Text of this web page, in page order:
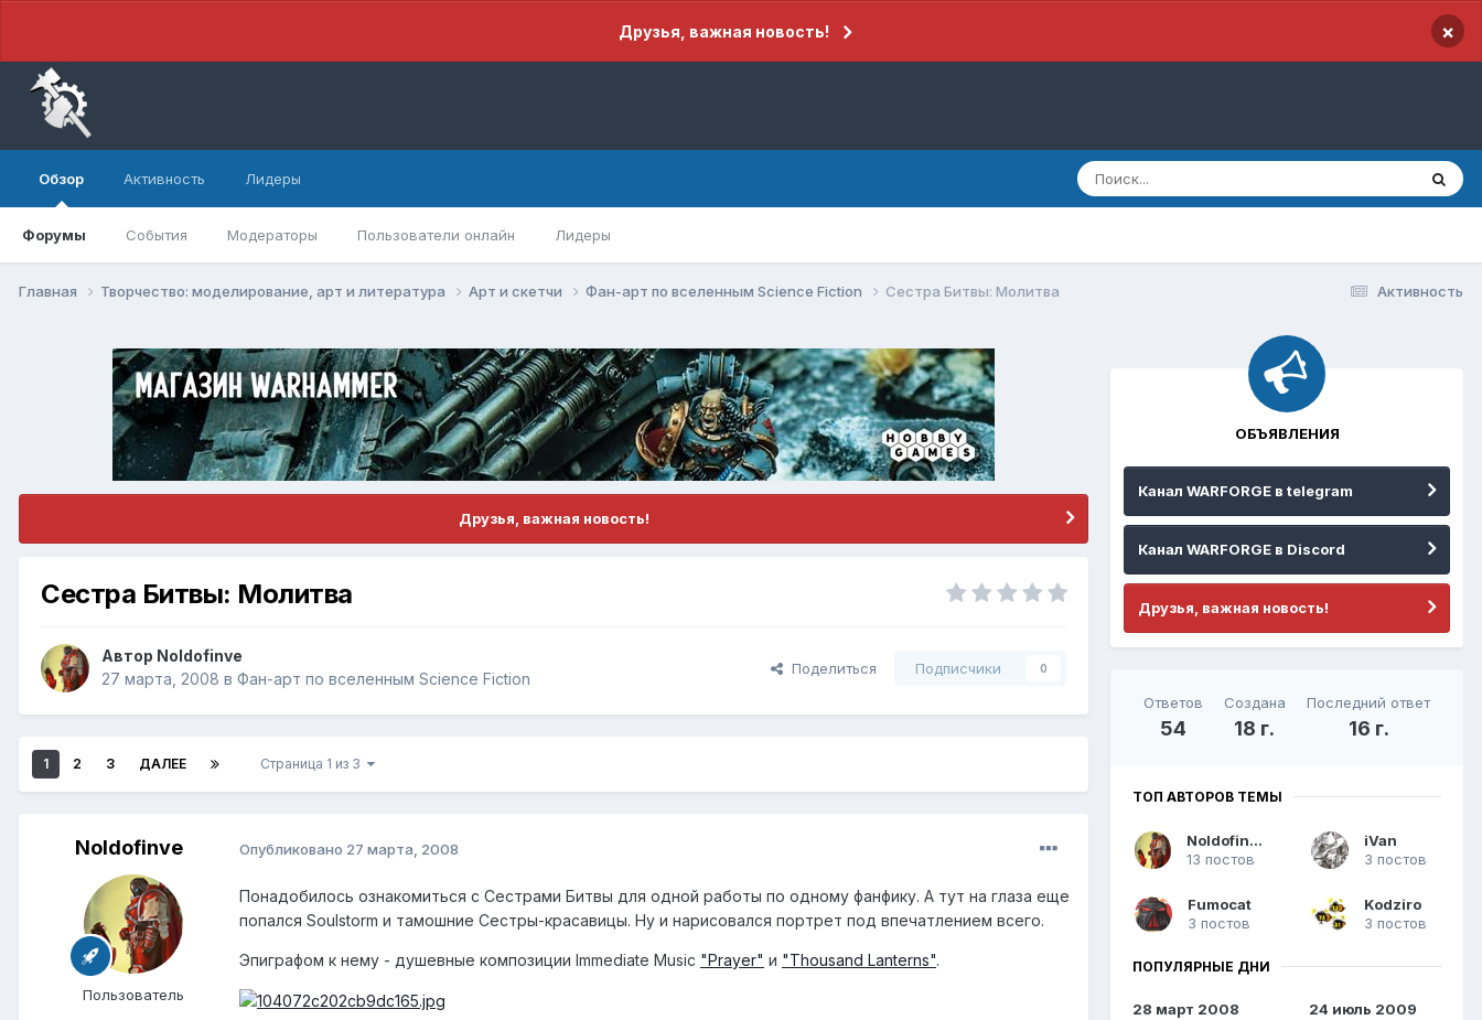
Друзья, важная новость! ×
Обзор
Форумы События Модераторы Пользователи онлайн Лидеры
Активность Лидеры
Активность
Главная Творчество: моделирование, арт и литература Арт и скетчи Фан-арт по вселенным Science Fiction Сестра Битвы: Молитва
Друзья, важная новость!
Сестра Битвы: Молитва
Автор Noldofinve
27 марта, 2008 в Фан-арт по вселенным Science Fiction
Поделиться Подписчики 0
1 2 3 ДАЛЕЕ Страница 1 из 3
Noldofinve
Пользователь
Опубликовано 27 марта, 2008
Понадобилось ознакомиться с Сестрами Битвы для одной работы по одному фанфику. А тут на глаза еще
попался Soulstorm и тамошние Сестры-красавицы. Ну и нарисовался портрет под впечатлением всего.
Эпиграфом к нему - душевные композиции Immediate Music "Prayer" и "Thousand Lanterns".
ОБЪЯВЛЕНИЯ
Канал WARFORGE в telegram
Канал WARFORGE в Discord
Друзья, важная новость!
Ответов
54
Создана
18 г.
Последний ответ
16 г.
ТОП АВТОРОВ ТЕМЫ
Noldofinve
13 постов
iVan
3 постов
Fumocat
3 постов
Kodziro
3 постов
ПОПУЛЯРНЫЕ ДНИ
28 март 2008
24 июль 2009